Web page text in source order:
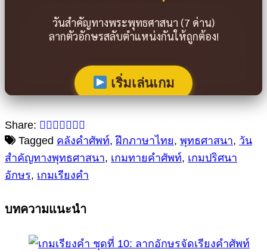
วันสำคัญทางพระพุทธศาสนา (7 ด่าน)
ลากตัวอักษรสลับตำแหน่งกันให้ถูกต้อง!
เริ่มเล่นเกม
Share:
Tagged คลังคำศัพท์,ฝึกภาษาไทย, พุทธศาสนา, วัน
สำคัญทางพุทธศาสนา, เกมทายคำศัพท์, เกมปริศนา
อักษร, เกมเรียงคำ
บทความแนะนำ